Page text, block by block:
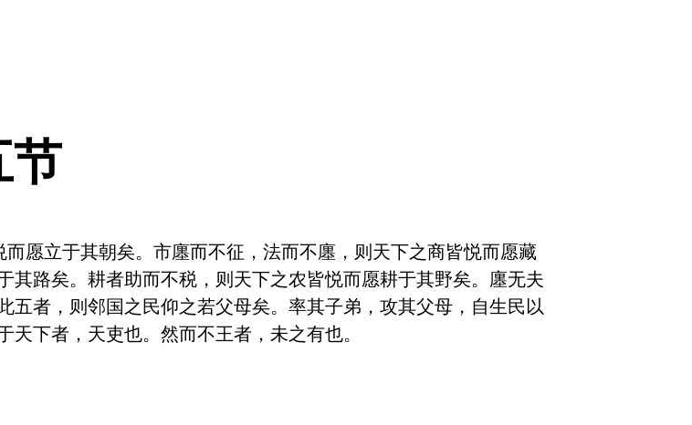
节
愿立于其朝矣。市廛而不征，法而不廛，则天下之商皆悦而愿藏
其路矣。耕者助而不税，则天下之农皆悦而愿耕于其野矣。廛无夫
五者，则邻国之民仰之若父母矣。率其子弟，攻其父母，自生民以